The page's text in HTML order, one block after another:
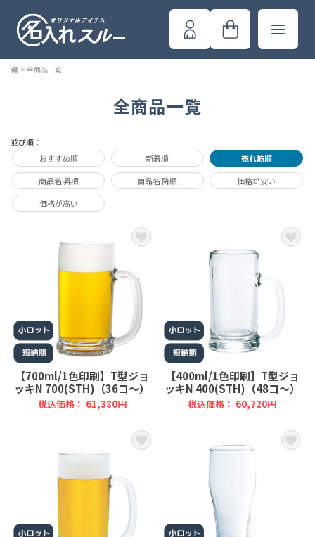
> 全商品一覧
全商品一覧
並び順：
おすすめ順
新着順 売れ筋順
商品名 昇順 商品名 降順 価格が安い
価格が高い
【700ml/1色印刷】T型ジョ
ッキN 700(STH)（36コ～）
税込価格： 61,380円
【400ml/1色印刷】T型ジョ
ッキN 400(STH)（48コ～）
税込価格： 60,720円